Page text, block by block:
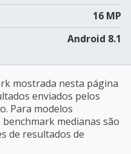
16 MP
Android 8.1
mostrada nesta página
enviados pelos
Para modelos
medianas são
de resultados de